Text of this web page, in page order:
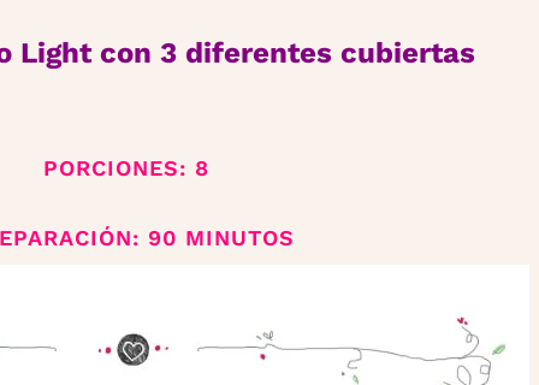
Light con 3 diferentes cubiertas
PORCIONES: 8
90 MINUTOS